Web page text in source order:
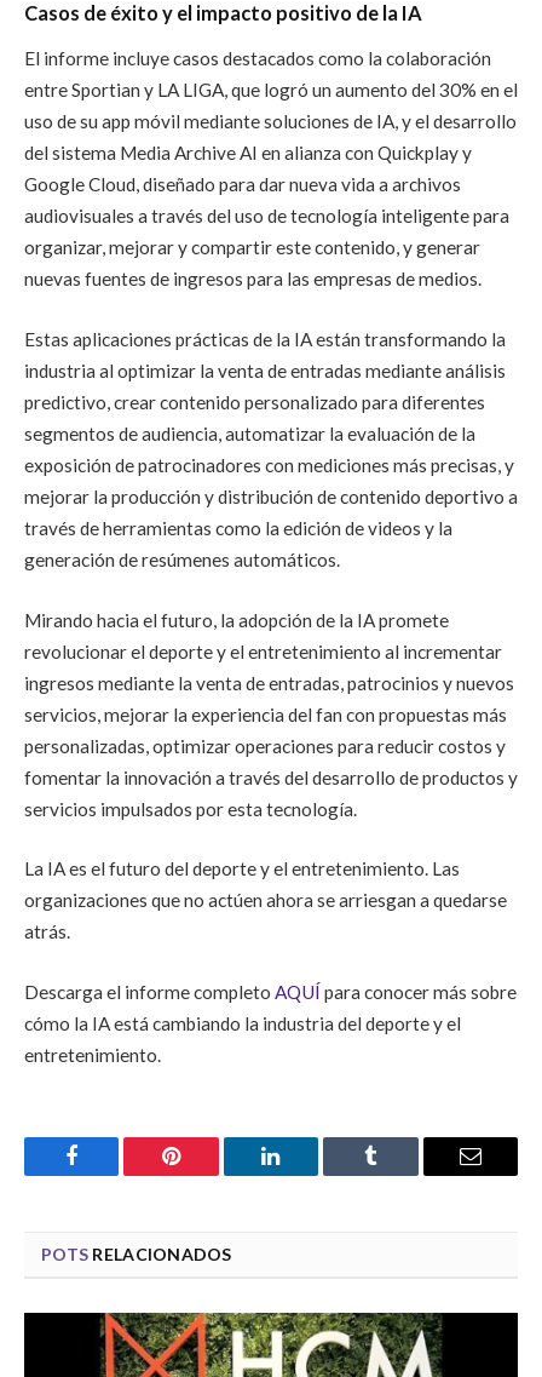
Casos de éxito y el impacto positivo de la IA
El informe incluye casos destacados como la colaboración
entre Sportian y LA LIGA, que logró un aumento del 30% en el
uso de su app móvil mediante soluciones de IA, y el desarrollo
del sistema Media Archive AI en alianza con Quickplay y
Google Cloud, diseñado para dar nueva vida a archivos
audiovisuales a través del uso de tecnología inteligente para
organizar, mejorar y compartir este contenido, y generar
nuevas fuentes de ingresos para las empresas de medios.
Estas aplicaciones prácticas de la IA están transformando la
industria al optimizar la venta de entradas mediante análisis
predictivo, crear contenido personalizado para diferentes
segmentos de audiencia, automatizar la evaluación de la
exposición de patrocinadores con mediciones más precisas, y
mejorar la producción y distribución de contenido deportivo a
través de herramientas como la edición de videos y la
generación de resúmenes automáticos.
Mirando hacia el futuro, la adopción de la IA promete
revolucionar el deporte y el entretenimiento al incrementar
ingresos mediante la venta de entradas, patrocinios y nuevos
servicios, mejorar la experiencia del fan con propuestas más
personalizadas, optimizar operaciones para reducir costos y
fomentar la innovación a través del desarrollo de productos y
servicios impulsados por esta tecnología.
La IA es el futuro del deporte y el entretenimiento. Las
organizaciones que no actúen ahora se arriesgan a quedarse
atrás.
Descarga el informe completo AQUÍ para conocer más sobre
cómo la IA está cambiando la industria del deporte y el
entretenimiento.
Facebook Pinterest LinkedIn Tumblr Email
POTS RELACIONADOS